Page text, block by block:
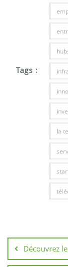
Tags :
la
de
l’article
Découvrez